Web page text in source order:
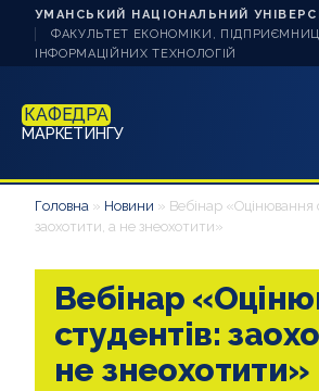
УМАНСЬКИЙ НАЦІОНАЛЬНИЙ
ФАКУЛЬТЕТ ЕКОНОМІКИ,
ІНФОРМАЦІЙНИХ ТЕХНОЛОГІЙ
КАФЕДРА
МАРКЕТИНГУ
НОВИНИ
СТУДЕНТУ
АБІТУРІЄНТУ
Головна » Новини » Вебінар «Оцінювання
заохотити, а не знеохотити»
Вебінар
студентів:
не знеохотити»